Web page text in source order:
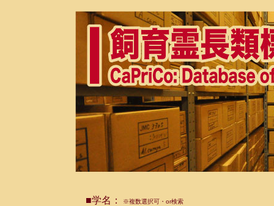
■学名： ※複数選択可・or検索